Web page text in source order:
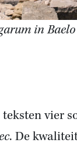
in
vier
. De